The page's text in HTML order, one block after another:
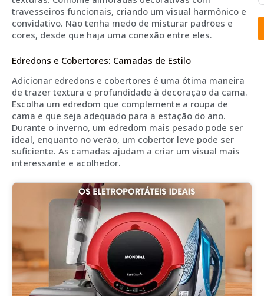
travesseiros funcionais, criando um visual harmônico e
convidativo. Não tenha medo de misturar padrões e
cores, desde que haja uma conexão entre eles.
Edredons e Cobertores: Camadas de Estilo
Adicionar edredons e cobertores é uma ótima maneira
de trazer textura e profundidade à decoração da cama.
Escolha um edredom que complemente a roupa de
cama e que seja adequado para a estação do ano.
Durante o inverno, um edredom mais pesado pode ser
ideal, enquanto no verão, um cobertor leve pode ser
suficiente. As camadas ajudam a criar um visual mais
interessante e acolhedor.